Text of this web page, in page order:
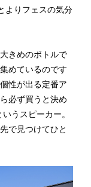
よりフェスの気分
きめのボトルで
めているのです
性が出る定番ア
必ず買うと決め
うスピーカー。
で見つけてひと